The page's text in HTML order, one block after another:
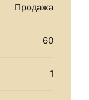
Продажа
60
1